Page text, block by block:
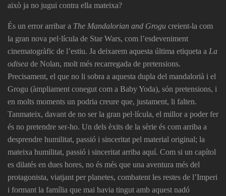
això ja no jugui contra ella mateixa?
És un error arribar a The Mandalorian and Grogu creient-la com
la gran nova pel·lícula de Star Wars, com l’esdeveniment
cinematogràfic de l’estiu. Ja deixarem aquesta última etiqueta a La
odisea de Nolan, molt més recarregada de pretensions.
Precisament, el que no li sobra a aquesta dupla del mandalorià i el
Grogu (àmpliament conegut com a Baby Yoda), són pretensions, i
en molts moments un podria creure que, justament, li falten.
Tanmateix, davant de no ser la gran pel·lícula, el millor a poder fer
és no pretendre ser-ho. Un dels èxits de la sèrie és com arriba a
desprendre humilitat, passió i sinceritat pel material original; la
mateixa humilitat, passió i sinceritat arriba aquí. Com si un capítol
es dilatés en dues hores, no és més que una aventura més del
protagonista, viatjant per planetes, combatent les restes de l’Imperi
i formant la família que mai havia tingut amb aquest nadó